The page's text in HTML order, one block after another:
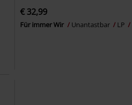
€ 32,99
Für immer Wir Unantastbar LP